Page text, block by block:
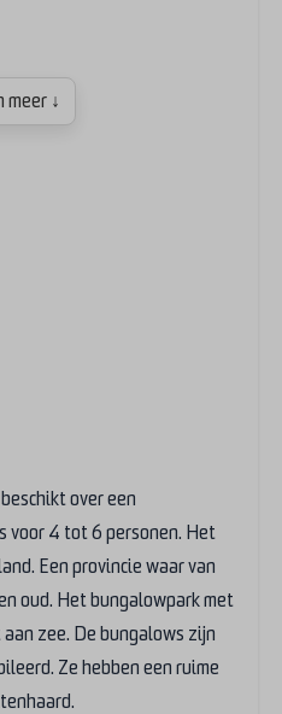
tot 2 persoons bed (mits
wordt)
meer ↓
over een
voor 4 tot 6 personen. Het
Een provincie waar van
oud. Het bungalowpark met
zee. De bungalows zijn
Ze hebben een ruime